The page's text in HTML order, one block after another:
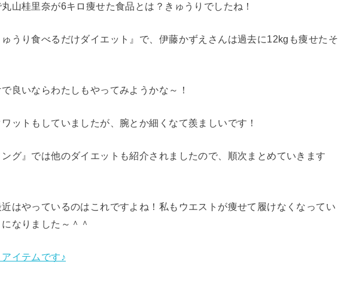
山桂里奈が6キロ痩せた食品とは？きゅうりでしたね！
うり食べるだけダイエット』で、伊藤かずえさんは過去に12kgも痩せたそ
良いならわたしもやってみようかな～！
ットもしていましたが、腕とか細くなて羨ましいです！
ング』では他のダイエットも紹介されましたので、順次まとめていきます
はやっているのはこれですよね！私もウエストが痩せて履けなくなってい
なりました～＾＾
イテムです♪